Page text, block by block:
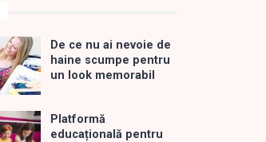
De ce nu ai nevoie de
haine scumpe pentru
un look memorabil
Platformă
educațională pentru